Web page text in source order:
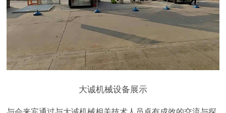
大诚机械设备展示